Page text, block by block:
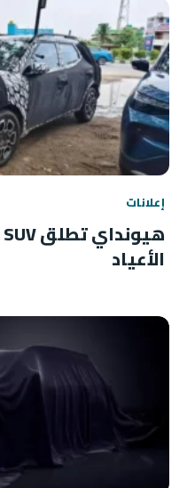
إعلانات
الأعياد